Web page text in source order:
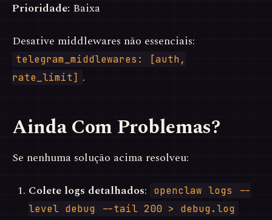
Prioridade: Baixa
Desative middlewares não essenciais:
telegram_middlewares: [auth,
rate_limit] .
Ainda Com Problemas?
Se nenhuma solução acima resolveu:
Colete logs detalhados:
openclaw logs --
level debug --tail 200 > debug.log